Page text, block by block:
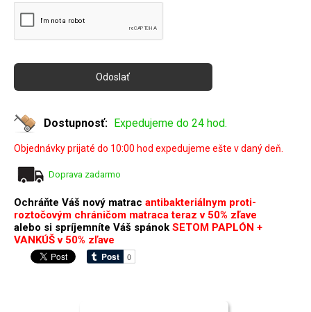
Dostupnosť: Expedujeme do 24 hod.
Objednávky prijaté do 10:00 hod expedujeme ešte v daný deň.
Doprava zadarmo
Ochráňte Váš nový matrac antibakteriálnym proti-
roztočovým chráničom matraca teraz v 50% zľave
alebo si spríjemníte Váš spánok SETOM PAPLÓN +
VANKÚŠ v 50% zľave